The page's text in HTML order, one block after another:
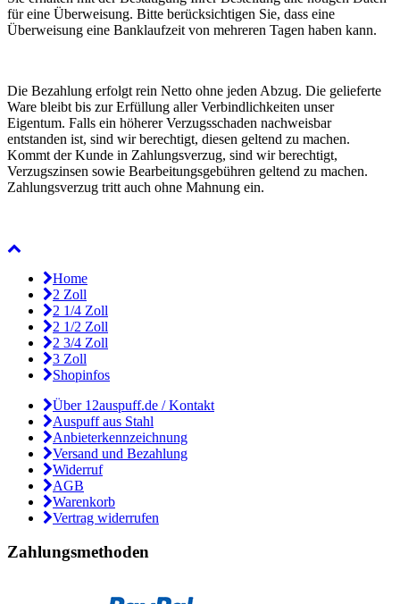
für eine Überweisung. Bitte berücksichtigen Sie, dass eine
Überweisung eine Banklaufzeit von mehreren Tagen haben kann.
Die Bezahlung erfolgt rein Netto ohne jeden Abzug. Die gelieferte
Ware bleibt bis zur Erfüllung aller Verbindlichkeiten unser
Eigentum. Falls ein höherer Verzugsschaden nachweisbar
entstanden ist, sind wir berechtigt, diesen geltend zu machen.
Kommt der Kunde in Zahlungsverzug, sind wir berechtigt,
Verzugszinsen sowie Bearbeitungsgebühren geltend zu machen.
Zahlungsverzug tritt auch ohne Mahnung ein.
Home
2 Zoll
2 1/4 Zoll
2 1/2 Zoll
2 3/4 Zoll
3 Zoll
Shopinfos
Über 12auspuff.de / Kontakt
Auspuff aus Stahl
Anbieterkennzeichnung
Versand und Bezahlung
Widerruf
AGB
Warenkorb
Vertrag widerrufen
Zahlungsmethoden